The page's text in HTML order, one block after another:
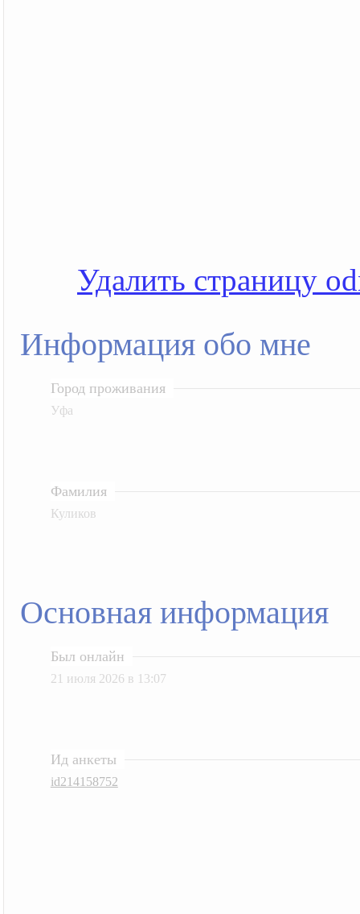
Удалить страницу
Информация обо мне
Город проживания
Уфа
Фамилия
Куликов
Основная информация
Был онлайн
21 июля 2026 в 13:07
Ид анкеты
id214158752